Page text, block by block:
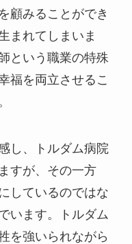
顧みることができ
まれてしまいま
という職業の特殊
福を両立させるこ
し、トルダム病院
すが、その一方
しているのではな
います。トルダム
を強いられながら